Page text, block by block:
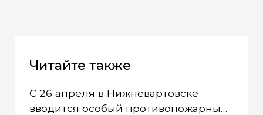
Читайте также
С 26 апреля в Нижневартовске
вводится особый противопожарный